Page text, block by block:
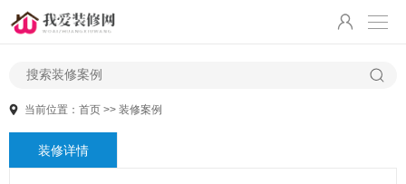
当前位置： 首页 >> 装修案例
装修详情